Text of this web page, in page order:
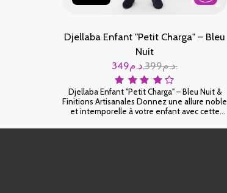
Djellaba Enfant "Petit Charga" – Bleu
Nuit
399
د.م. 349 د.م.
Djellaba Enfant "Petit Charga" – Bleu Nuit &
Finitions Artisanales Donnez une allure noble
et intemporelle à votre enfant avec cette
Couleur de la distinction par excellence, ce